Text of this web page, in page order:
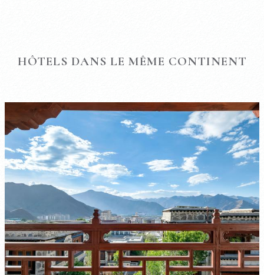
HÔTELS DANS LE MÊME CONTINENT